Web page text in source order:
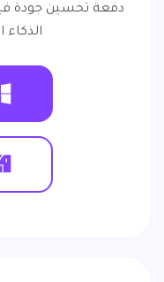
دفعة تحسين جودة
الذكاء